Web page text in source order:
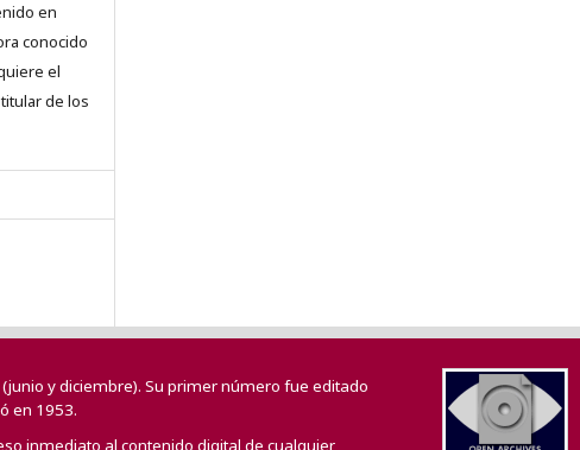
en
conocido
el
de los
y diciembre). Su primer número fue editado
en 1953.
inmediato al contenido digital de cualquier